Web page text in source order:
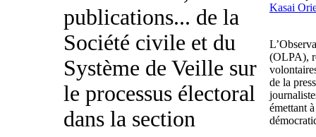
publications... de la
Société civile et du
Système de Veille sur
le processus électoral
dans la section
Kasai
(OLPA),
de la
émettant